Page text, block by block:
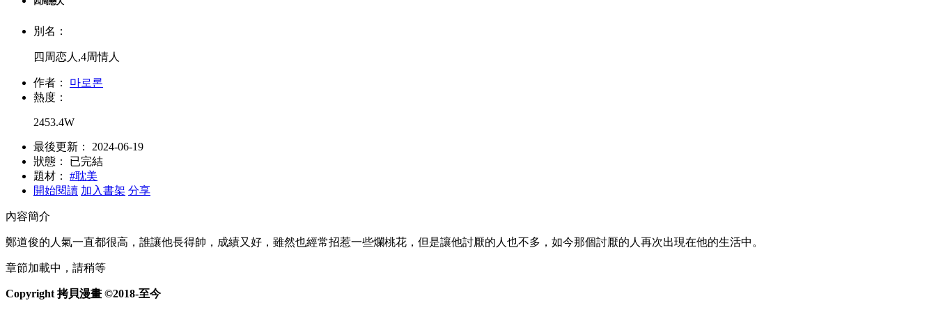
別名：
四周恋人,4周情人
作者：
마로론
熱度：
2453.4W
最後更新：
2024-06-19
狀態：
已完結
題材：
#耽美
開始閱讀 加入書架 分享
內容簡介
鄭道俊的人氣一直都很高，誰讓他長得帥，成績又好，雖然也經常招惹一些爛桃花，但是讓他討厭的人也不多，如今那個討厭的人再次出現在他的生活中。
章節加載中，請稍等
Copyright 拷貝漫畫 ©2018-至今